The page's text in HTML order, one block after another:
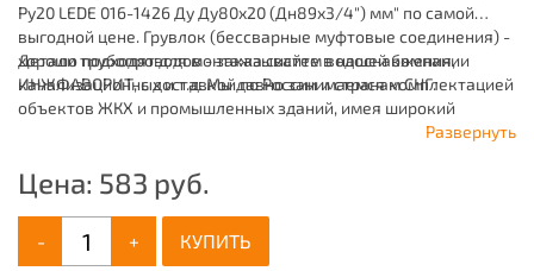
Ру20 LEDE 016-1426 Ду Ду80х20 (Дн89х3/4") мм" по самой
выгодной цене. Грувлок (бессварные муфтовые соединения) -
хорошо подходят для монтажа систем водоснабжения,
канализационных и т.д. Мы давно занимаемся комплектацией
объектов ЖКХ и промышленных зданий, имея широкий
Детали трубопроводов - заказывайте в нашей компании
ИНЖФАВОРИТ, с доставкой по России и странам СНГ.
Развернуть
Цена: 583 руб.
- + КУПИТЬ